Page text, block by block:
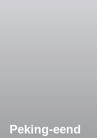
Peking-eend